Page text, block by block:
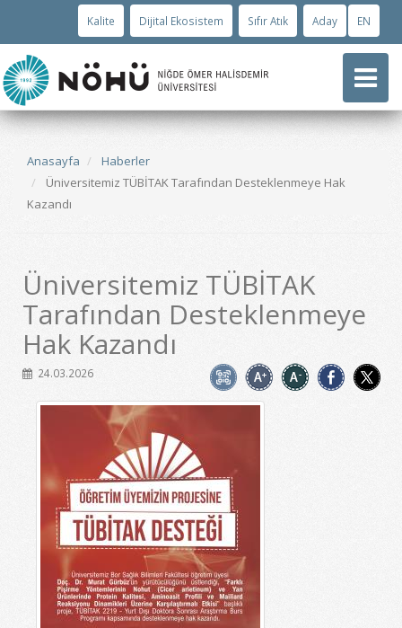
Kalite Dijital Ekosistem Sıfır Atık Aday EN
Anasayfa
Haberler
Üniversitemiz TÜBİTAK Tarafından Desteklenmeye Hak
Kazandı
Üniversitemiz TÜBİTAK
Tarafından Desteklenmeye
Hak Kazandı
24.03.2026